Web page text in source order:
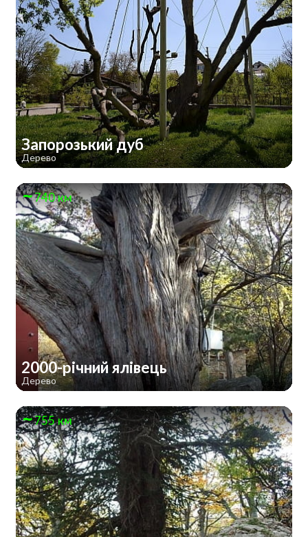
Запорозький дуб
Дерево
740 км
2000-річний ялівець
Дерево
755 км